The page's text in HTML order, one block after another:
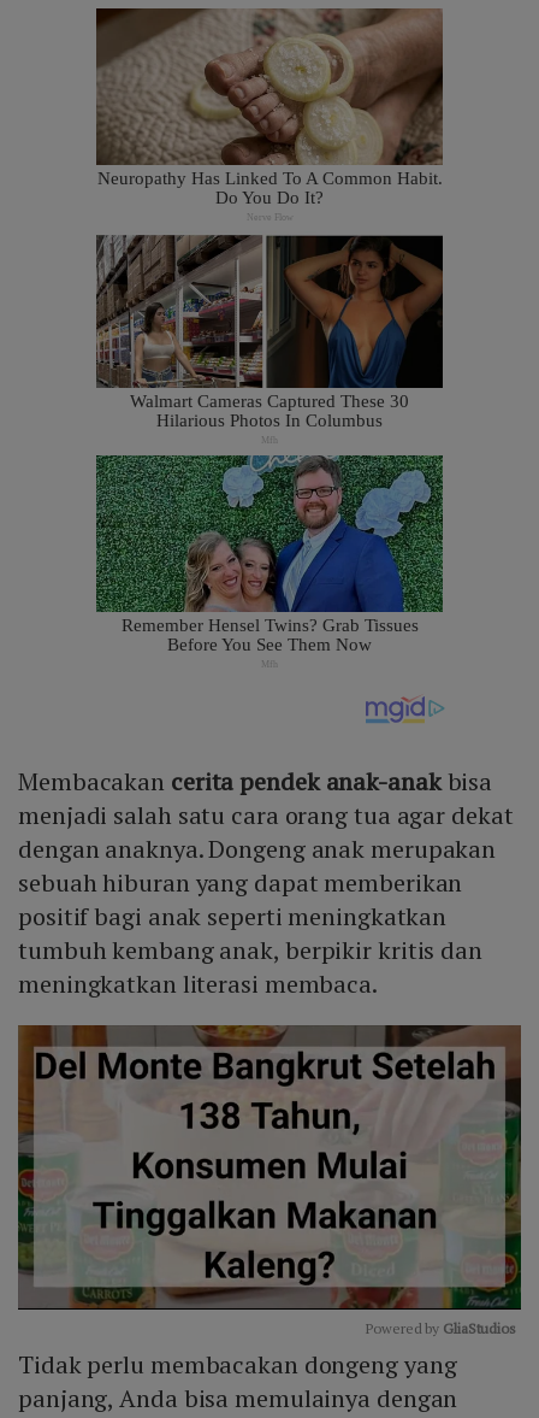
Membacakan cerita pendek anak-anakbisa
menjadi salah satu cara orang tua agar dekat
dengan anaknya. Dongeng anak merupakan
sebuah hiburan yang dapat memberikan
positif bagi anak seperti meningkatkan
tumbuh kembang anak, berpikir kritis dan
meningkatkan literasi membaca.
Mute
Powered by GliaStudios
Tidak perlu membacakan dongeng yang
panjang, Anda bisa memulainya dengan